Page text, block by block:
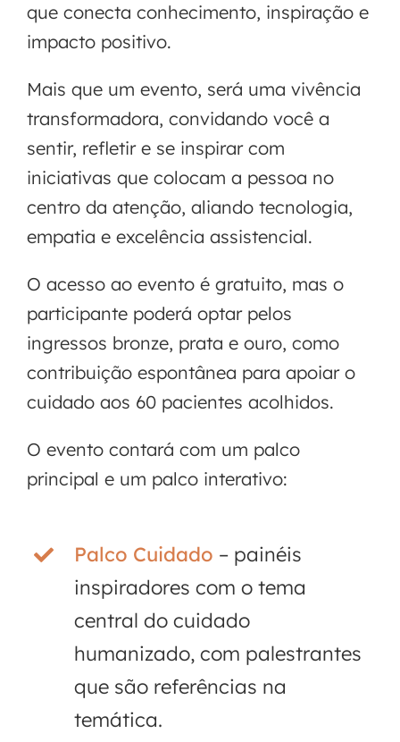
que conecta conhecimento, inspiração e
impacto positivo.
Mais que um evento, será uma vivência
transformadora, convidando você a
sentir, refletir e se inspirar com
iniciativas que colocam a pessoa no
centro da atenção, aliando tecnologia,
empatia e excelência assistencial.
O acesso ao evento é gratuito, mas o
participante poderá optar pelos
ingressos bronze, prata e ouro, como
contribuição espontânea para apoiar o
cuidado aos 60 pacientes acolhidos.
O evento contará com um palco
principal e um palco interativo:
Palco Cuidado – painéis
inspiradores com o tema
central do cuidado
humanizado, com palestrantes
que são referências na
temática.